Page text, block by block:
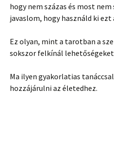
hogy nem százas és most
javaslom, hogy használd ki
Ez olyan, mint a tarotban a
sokszor felkínál
Ma ilyen gyakorlatias
hozzájárulni az életedhez.